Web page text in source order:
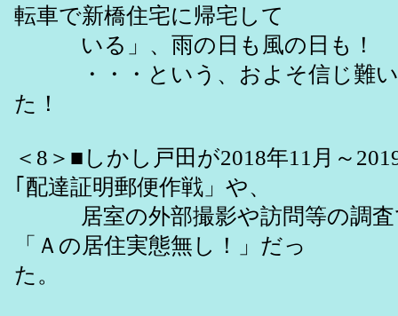
転車で新橋住宅に帰宅して
いる」、雨の日も風の日も！
・・・という、およそ信じ難い
た！
＜8＞■しかし戸田が2018年11月～
｢配達証明郵便作戦」や、
居室の外部撮影や訪問等の調査
「Ａの居住実態無し！」だっ
た。